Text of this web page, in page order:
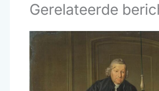
Gerelateerde